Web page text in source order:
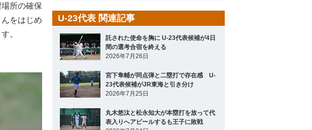
所の確保
をはじめ
。
U-23代表 関連記事
託された使命を胸に U-23代表候補が4日
間の選考合宿を終える
2026年7月26日
宮下隼輔が同点弾と二塁打で存在感 U-
23代表候補がJR東海と引き分け
2026年7月25日
丸木悠汰と松永知大が本塁打を放って代
表入りへアピールするも王子に敗戦